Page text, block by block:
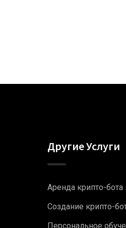
Другие Услуги
Аренда крипто-бота
Создание крипто-
Персональное